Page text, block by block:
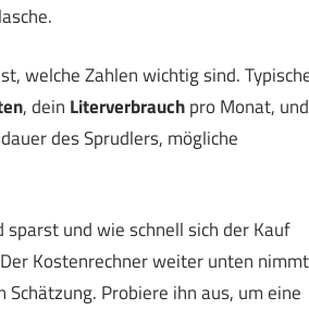
welche Zahlen wichtig sind.
, dein Literverbrauchpro Monat, und
des Sprudlers, mögliche
und wie schnell sich der Kauf
Kostenrechner weiter unten nimmt
Probiere ihn aus, um eine